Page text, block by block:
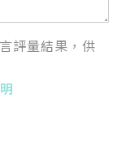
評量結果，供